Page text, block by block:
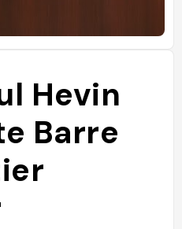
Hevin
Barre